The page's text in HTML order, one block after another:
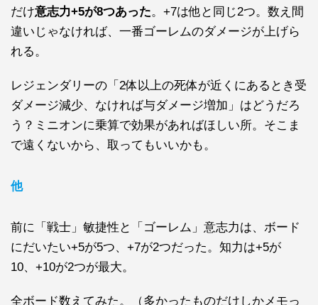
だけ意志力+5が8つあった。+7は他と同じ2つ。数え間
違いじゃなければ、一番ゴーレムのダメージが上げら
れる。
レジェンダリーの「2体以上の死体が近くにあるとき受
ダメージ減少、なければ与ダメージ増加」はどうだろ
う？ミニオンに乗算で効果があればほしい所。そこま
で遠くないから、取ってもいいかも。
他
前に「戦士」敏捷性と「ゴーレム」意志力は、ボード
にだいたい+5が5つ、+7が2つだった。知力は+5が
10、+10が2つが最大。
全ボード数えてみた。（多かったものだけしかメモっ